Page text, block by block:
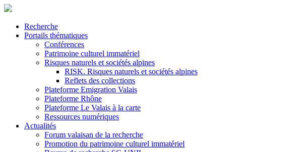
Recherche
Portails thématiques
Conférences
Patrimoine culturel immatériel
Risques naturels et sociétés alpines
RISK. Risques naturels et sociétés alpines
Reflets des collections
Plateforme Emigration Valais
Plateforme Rhône
Plateforme Le Valais à la carte
Ressources numériques
Actualités
Forum valaisan de la recherche
Promotion du patrimoine culturel immatériel